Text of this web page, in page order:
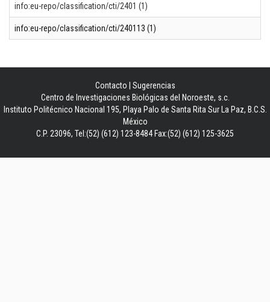
info:eu-repo/classification/cti/2401 (1)
info:eu-repo/classification/cti/240113 (1)
Contacto
Sugerencias
Centro de Investigaciones Biológicas del Noroeste, s.c.
Instituto Politécnico Nacional 195, Playa Palo de Santa Rita Sur La Paz, B.C.S.
México
C.P. 23096, Tel:(52) (612) 123-8484 Fax:(52) (612) 125-3625